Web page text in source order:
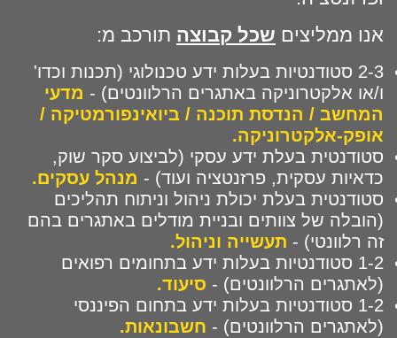
אנו ממליצים שכל קבוצה תורכב מ:
2-3 סטודנטיות בעלות ידע טכנולוגי (תכנות וכדו'
ו/או אלקטרוניקה באתגרים הרלוונטים) - מדעי
המחשב / הנדסת תוכנה / ביואינפורמטיקה /
אופק-אלקטרוניקה.
סטודנטית בעלת ידע עסקי (לביצוע סקר שוק,
כדאיות עסקית, פרזנטציה ועוד) - מנהל עסקים.
סטודנטית בעלת יכולת ניהול וניתוח תהליכים
(הובלה של צוותים ובניית מודלים באתגרים בהם
זה רלוונטי) - תעשייה וניהול.
1-2 סטודנטיות בעלות ידע בתחומים רפואים
(לאתגרים הרלוונטים) - סיעוד.
1-2 סטודנטיות בעלות ידע בתחום הפיננסי
(לאתגרים הרלוונטים) - חשבונאות.